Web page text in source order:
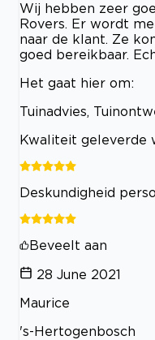
Wij hebben zeer
Rovers. Er wordt
naar de klant. Ze
goed bereikbaar.
Het gaat hier om:
Tuinadvies,
Kwaliteit geleverde
Deskundigheid
Beveelt aan
28 June 2021
Maurice
's-Hertogenbosch